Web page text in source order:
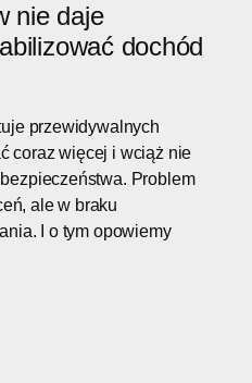
nie daje
dochód
przewidywalnych
coraz więcej i wciąż nie
Problem
ale w braku
I o tym opowiemy